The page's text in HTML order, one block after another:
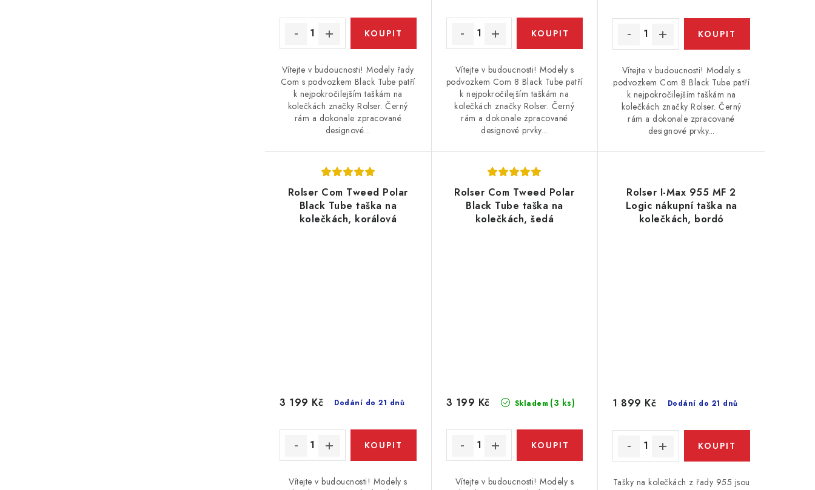
Vítejte v budoucnosti! Modely řady
Com s podvozkem Black Tube patří
k nejpokročilejším taškám na
kolečkách značky Rolser. Černý
rám a dokonale zpracované
designové...
Vítejte v budoucnosti! Modely s
podvozkem Com 8 Black Tube patří
k nejpokročilejším taškám na
kolečkách značky Rolser. Černý
rám a dokonale zpracované
designové prvky...
Vítejte v budoucnosti! Modely s
podvozkem Com 8 Black Tube patří
k nejpokročilejším taškám na
kolečkách značky Rolser. Černý
rám a dokonale zpracované
designové prvky...
Rolser Com Tweed Polar
Black Tube taška na
kolečkách, korálová
Dodání do 21 dnů
3 199 Kč
Vítejte v budoucnosti! Modely s
Rolser Com Tweed Polar
Black Tube taška na
kolečkách, šedá
Skladem (3 ks)
3 199 Kč
Vítejte v budoucnosti! Modely s
Rolser I-Max 955 MF 2
Logic nákupní taška na
kolečkách, bordó
Dodání do 21 dnů
1 899 Kč
Tašky na kolečkách z řady 955 jsou